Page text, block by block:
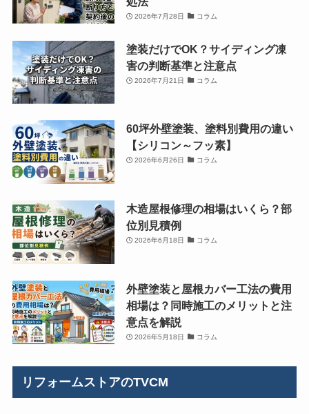
2026年7月28日 コラム
塗装だけでOK？サイディング凍
害の判断基準と注意点
2026年7月21日 コラム
60坪外壁塗装、塗料別費用の違い
【シリコン～フッ素】
2026年6月26日 コラム
木造屋根修理の相場はいくら？部
位別見積例
2026年6月18日 コラム
外壁塗装と屋根カバー工法の費用
相場は？同時施工のメリットと注
意点を解説
2026年5月18日 コラム
リフォームストアのTVCM